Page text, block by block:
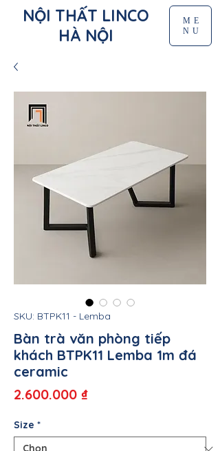
NỘI THẤT LINCO
HÀ NỘI
ME
NU
SKU: BTPK11 - Lemba
Bàn trà văn phòng tiếp
khách BTPK11 Lemba 1m đá
ceramic
2.600.000 ₫Giá
Size *